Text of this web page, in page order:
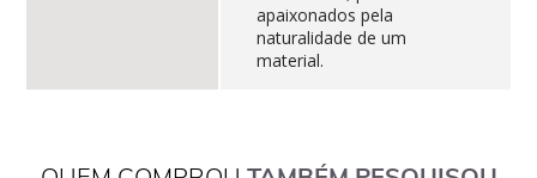
apaixonados pela
naturalidade de um
material.